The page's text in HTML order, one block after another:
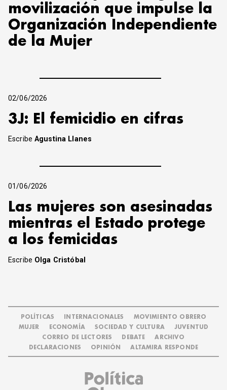
movilización que impulse la
Organización Independiente
de la Mujer
02/06/2026
3J: El femicidio en cifras
EscribeAgustina Llanes
01/06/2026
Las mujeres son asesinadas
mientras el Estado protege
a los femicidas
Escribe Olga Cristóbal
POLÍTICAS INTERNACIONALES
MOVIMIENTO OBRERO
MUJER
ECONOMÍA SOCIEDAD Y CULTURA
JUVENTUD
CORREO DE LECTORES
DEBATE
ARCHIVO
DECLARACIONES
OPINIÓN ALTAMIRA RESPONDE